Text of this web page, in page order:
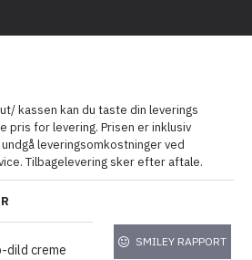
kassen kan du taste din leverings
for levering. Prisen er inklusiv
leveringsomkostninger ved
Tilbagelevering sker efter aftale.
dild creme
SMILEY RAPPORT